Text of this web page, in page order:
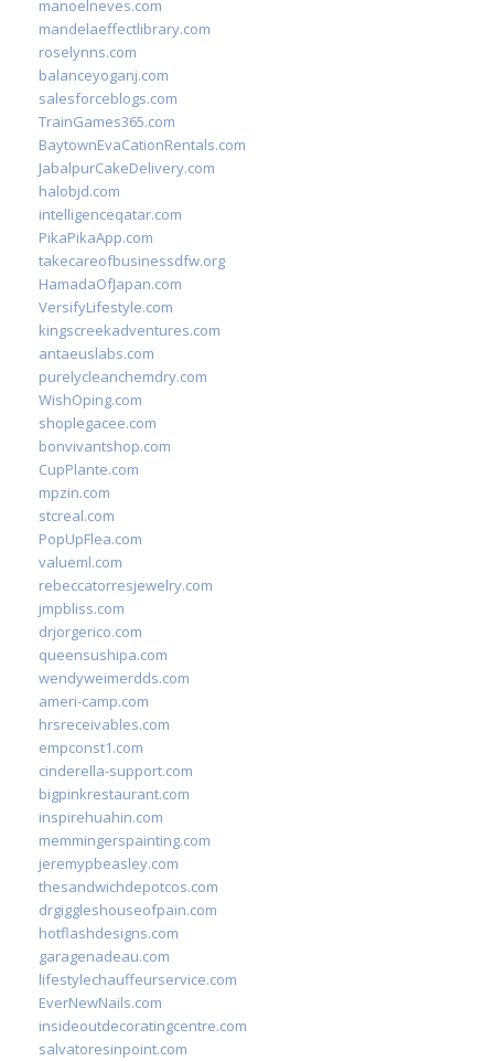
manoelneves.com
mandelaeffectlibrary.com
roselynns.com
balanceyoganj.com
salesforceblogs.com
TrainGames365.com
BaytownEvaCationRentals.com
JabalpurCakeDelivery.com
halobjd.com
intelligenceqatar.com
PikaPikaApp.com
takecareofbusinessdfw.org
HamadaOfJapan.com
VersifyLifestyle.com
kingscreekadventures.com
antaeuslabs.com
purelycleanchemdry.com
WishOping.com
shoplegacee.com
bonvivantshop.com
CupPlante.com
mpzin.com
stcreal.com
PopUpFlea.com
valueml.com
rebeccatorresjewelry.com
jmpbliss.com
drjorgerico.com
queensushipa.com
wendyweimerdds.com
ameri-camp.com
hrsreceivables.com
empconst1.com
cinderella-support.com
bigpinkrestaurant.com
inspirehuahin.com
memmingerspainting.com
jeremypbeasley.com
thesandwichdepotcos.com
drgiggleshouseofpain.com
hotflashdesigns.com
garagenadeau.com
lifestylechauffeurservice.com
EverNewNails.com
insideoutdecoratingcentre.com
salvatoresinpoint.com